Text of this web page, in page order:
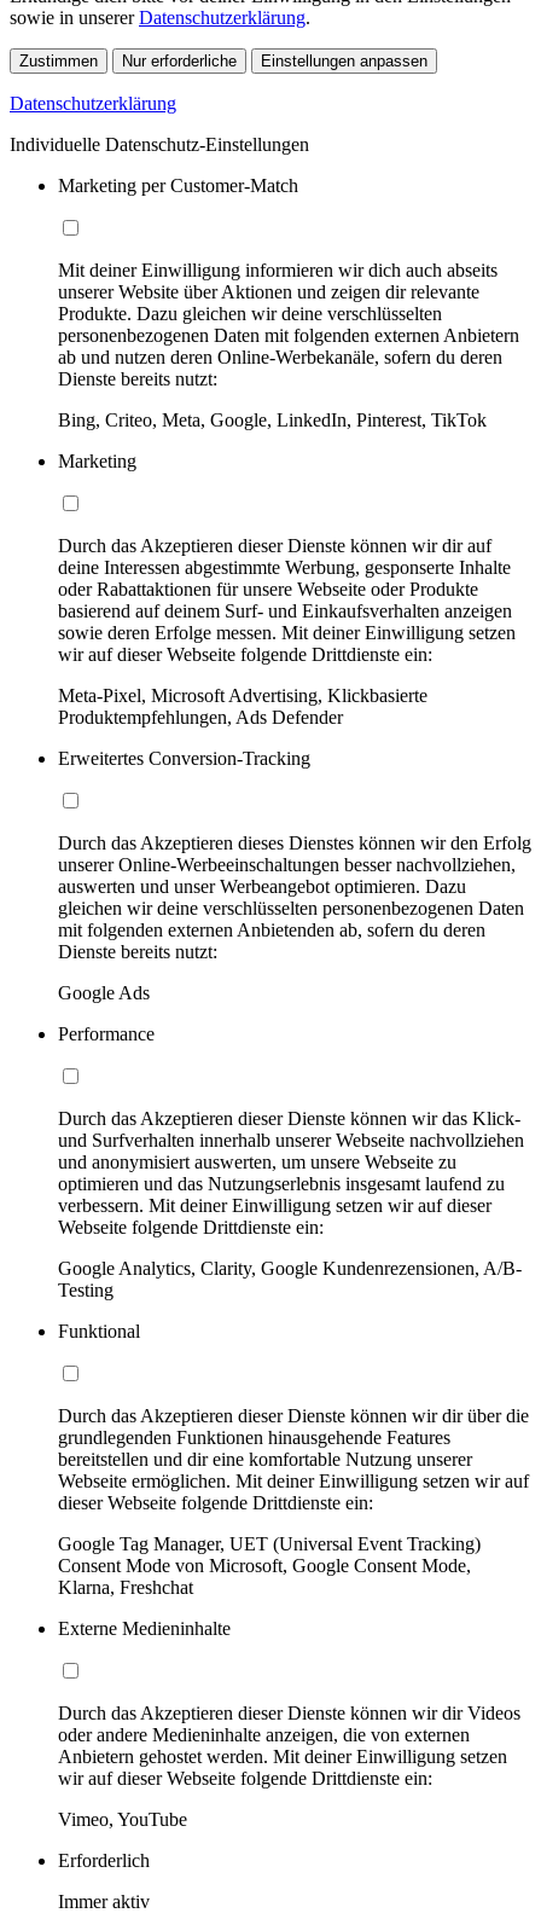
sowie in unsererDatenschutzerklärung.
Zustimmen Nur erforderliche Einstellungen anpassen
Datenschutzerklärung
Individuelle Datenschutz-Einstellungen
Marketing per Customer-Match
Mit deiner Einwilligung informieren wir dich auch abseits
unserer Website über Aktionen und zeigen dir relevante
Produkte. Dazu gleichen wir deine verschlüsselten
personenbezogenen Daten mit folgenden externen Anbietern
ab und nutzen deren Online-Werbekanäle, sofern du deren
Dienste bereits nutzt:
Bing, Criteo, Meta, Google, LinkedIn, Pinterest, TikTok
Marketing
Durch das Akzeptieren dieser Dienste können wir dir auf
deine Interessen abgestimmte Werbung, gesponserte Inhalte
oder Rabattaktionen für unsere Webseite oder Produkte
basierend auf deinem Surf- und Einkaufsverhalten anzeigen
sowie deren Erfolge messen. Mit deiner Einwilligung setzen
wir auf dieser Webseite folgende Drittdienste ein:
Meta-Pixel, Microsoft Advertising, Klickbasierte
Produktempfehlungen, Ads Defender
Erweitertes Conversion-Tracking
Durch das Akzeptieren dieses Dienstes können wir den Erfolg
unserer Online-Werbeeinschaltungen besser nachvollziehen,
auswerten und unser Werbeangebot optimieren. Dazu
gleichen wir deine verschlüsselten personenbezogenen Daten
mit folgenden externen Anbietenden ab, sofern du deren
Dienste bereits nutzt:
Google Ads
Performance
Durch das Akzeptieren dieser Dienste können wir das Klick-
und Surfverhalten innerhalb unserer Webseite nachvollziehen
und anonymisiert auswerten, um unsere Webseite zu
optimieren und das Nutzungserlebnis insgesamt laufend zu
verbessern. Mit deiner Einwilligung setzen wir auf dieser
Webseite folgende Drittdienste ein:
Google Analytics, Clarity, Google Kundenrezensionen, A/B-
Testing
Funktional
Durch das Akzeptieren dieser Dienste können wir dir über die
grundlegenden Funktionen hinausgehende Features
bereitstellen und dir eine komfortable Nutzung unserer
Webseite ermöglichen. Mit deiner Einwilligung setzen wir auf
dieser Webseite folgende Drittdienste ein:
Google Tag Manager, UET (Universal Event Tracking)
Consent Mode von Microsoft, Google Consent Mode,
Klarna, Freshchat
Externe Medieninhalte
Durch das Akzeptieren dieser Dienste können wir dir Videos
oder andere Medieninhalte anzeigen, die von externen
Anbietern gehostet werden. Mit deiner Einwilligung setzen
wir auf dieser Webseite folgende Drittdienste ein:
Vimeo, YouTube
Erforderlich
Immer aktiv